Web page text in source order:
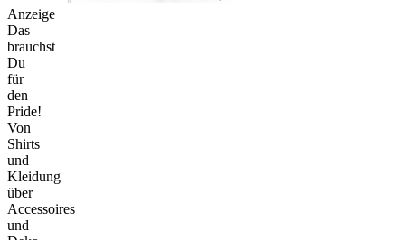
Anzeige
Das
brauchst
Du
für
den
Pride!
Von
Shirts
und
Kleidung
über
Accessoires
und